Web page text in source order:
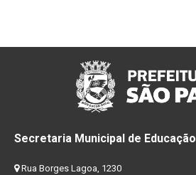
Secretaria Municipal de Educação
Rua Borges Lagoa, 1230